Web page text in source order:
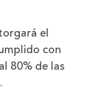
el
con
80% de las